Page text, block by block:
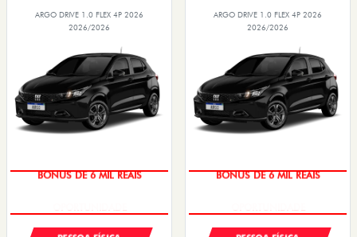
ARGO DRIVE 1.0 FLEX 4P 2026
2026/2026
BÔNUS DE 6 MIL REAIS
ARGO DRIVE 1.0 FLEX 4P 2026
2026/2026
BÔNUS DE 6 MIL REAIS